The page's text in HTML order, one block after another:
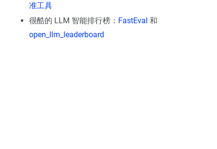
准工具
很酷的 LLM 智能排行榜： FastEval 和
open_llm_leaderboard